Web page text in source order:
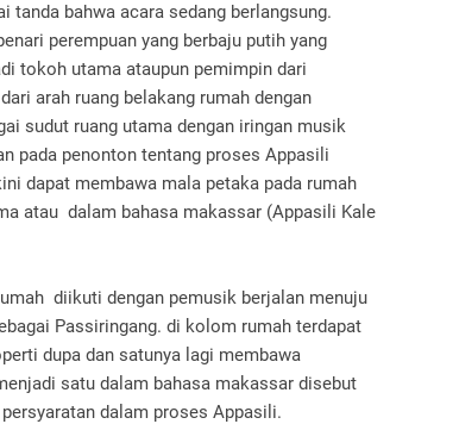
tanda bahwa acara sedang berlangsung.
perempuan yang berbaju putih yang
tokoh utama ataupun pemimpin dari
arah ruang belakang rumah dengan
sudut ruang utama dengan iringan musik
pada penonton tentang proses Appasili
dapat membawa mala petaka pada rumah
atau dalam bahasa makassar (Appasili Kale
diikuti dengan pemusik berjalan menuju
Passiringang. di kolom rumah terdapat
dupa dan satunya lagi membawa
satu dalam bahasa makassar disebut
persyaratan dalam proses Appasili.